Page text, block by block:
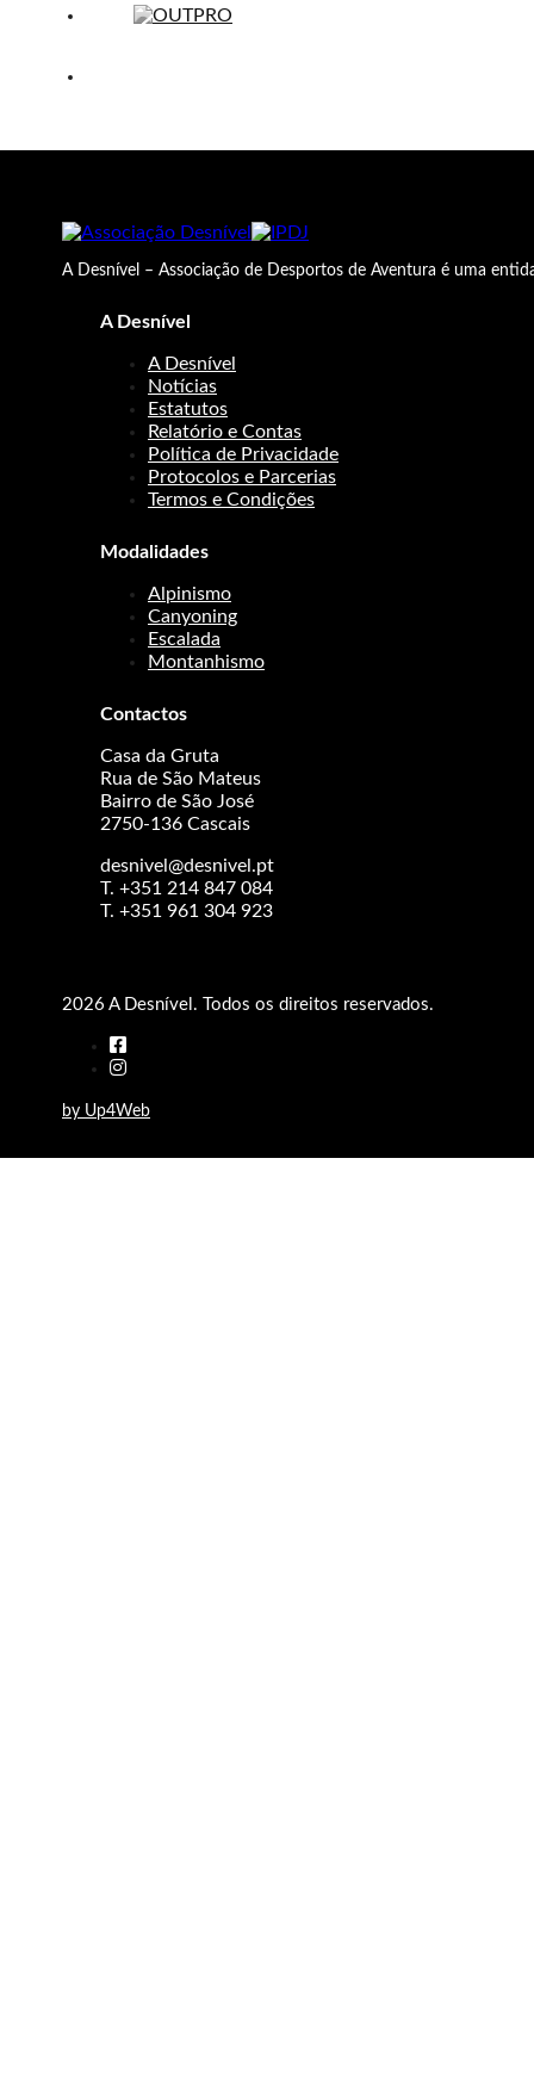
A Desnível – Associação de Desportos de Aventura é uma
A Desnível
A Desnível
Notícias
Estatutos
Relatório e Contas
Política de Privacidade
Protocolos e Parcerias
Termos e Condições
Modalidades
Alpinismo
Canyoning
Escalada
Montanhismo
Contactos
Casa da Gruta
Rua de São Mateus
Bairro de São José
2750-136 Cascais
desnivel@desnivel.pt
T. +351 214 847 084
T. +351 961 304 923
2026 A Desnível. Todos os direitos reservados.
by Up4Web